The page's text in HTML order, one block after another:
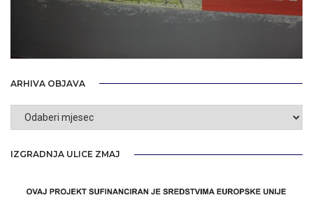
ARHIVA OBJAVA
Arhiva
IZGRADNJA ULICE ZMAJ